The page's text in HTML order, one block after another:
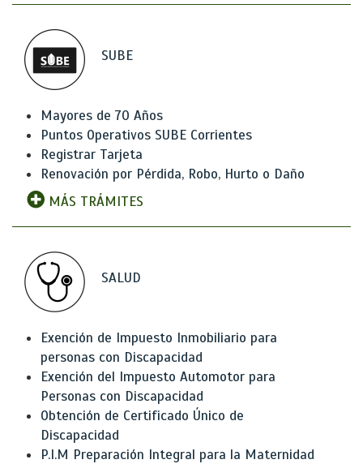
SUBE
Mayores de 70 Años
Puntos Operativos SUBE Corrientes
Registrar Tarjeta
Renovación por Pérdida, Robo, Hurto o Daño
MÁS TRÁMITES
SALUD
Exención de Impuesto Inmobiliario para
personas con Discapacidad
Exención del Impuesto Automotor para
Personas con Discapacidad
Obtención de Certificado Único de
Discapacidad
P.I.M Preparación Integral para la Maternidad